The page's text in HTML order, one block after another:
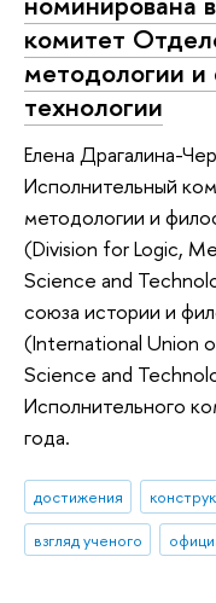
комитет
методологии
технологии
Елена Драгалина-
Исполнительный
методологии и
(Division for Logic,
Science and
союза истории и
(International Union
Science and
Исполнительного
года.
достижения
взгляд ученого